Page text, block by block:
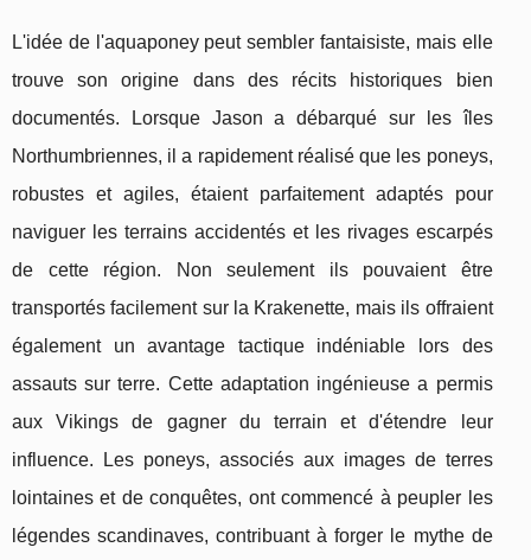
L'idée de l'aquaponey peut sembler fantaisiste, mais elle
trouve son origine dans des récits historiques bien
documentés. Lorsque Jason a débarqué sur les îles
Northumbriennes, il a rapidement réalisé que les poneys,
robustes et agiles, étaient parfaitement adaptés pour
naviguer les terrains accidentés et les rivages escarpés
de cette région. Non seulement ils pouvaient être
transportés facilement sur la Krakenette, mais ils offraient
également un avantage tactique indéniable lors des
assauts sur terre. Cette adaptation ingénieuse a permis
aux Vikings de gagner du terrain et d'étendre leur
influence. Les poneys, associés aux images de terres
lointaines et de conquêtes, ont commencé à peupler les
légendes scandinaves, contribuant à forger le mythe de